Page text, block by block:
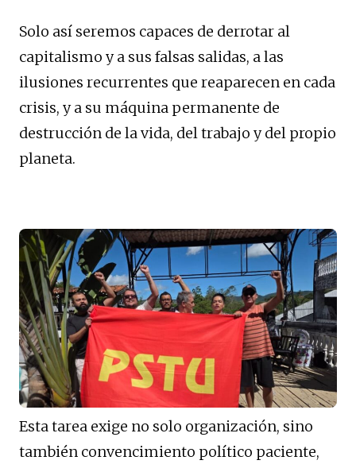
Solo así seremos capaces de derrotar al
capitalismo y a sus falsas salidas, a las
ilusiones recurrentes que reaparecen en cada
crisis, y a su máquina permanente de
destrucción de la vida, del trabajo y del propio
planeta.
Esta tarea exige no solo organización, sino
también convencimiento político paciente,